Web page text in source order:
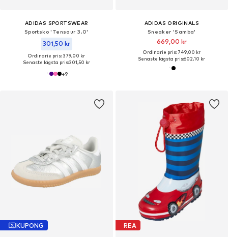
ADIDAS SPORTSWEAR
Sportsko 'Tensaur 3.0'
301,50 kr
Ordinarie pris: 379,00 kr
Senaste lägsta pris:301,50 kr
+9
ADIDAS ORIGINALS
Sneaker 'Samba'
669,00 kr
Ordinarie pris: 749,00 kr
Senaste lägsta pris:602,10 kr
KUPONG REA